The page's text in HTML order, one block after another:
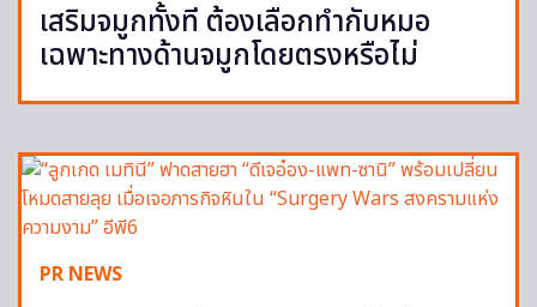
เสริมจมูกทั้งที ต้องเลือกทำกับหมอ
เฉพาะทางด้านจมูกโดยตรงหรือไม่
PR NEWS